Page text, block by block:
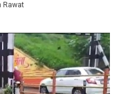
Rawat